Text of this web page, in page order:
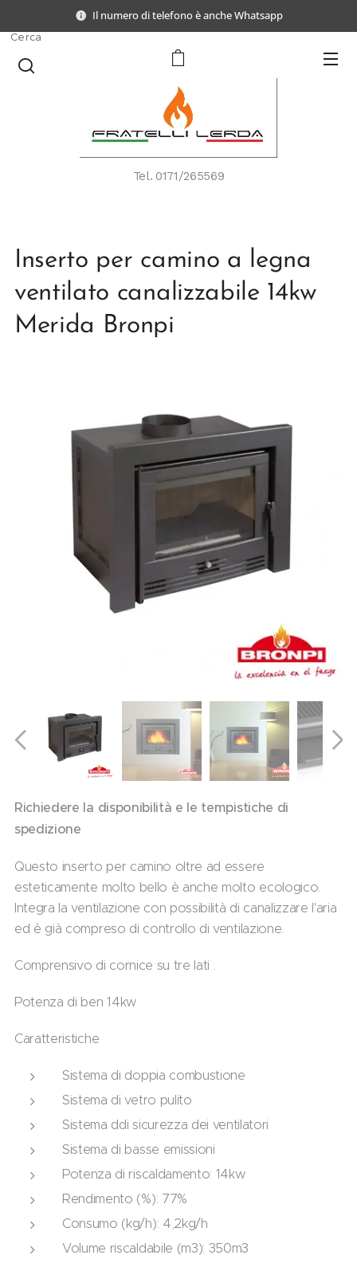
Il numero di telefono è anche Whatsapp
Tel. 0171/265569
Cerca
Inserto per camino a legna
ventilato canalizzabile 14kw
Merida Bronpi
Richiedere la disponibilità e le tempistiche di
spedizione
Questo inserto per camino oltre ad essere
esteticamente molto bello è anche molto ecologico.
Integra la ventilazione con possibilità di canalizzare l'aria
ed è già compreso di controllo di ventilazione.
Comprensivo di cornice su tre lati .
Potenza di ben 14kw
Caratteristiche
Sistema di doppia combustione
Sistema di vetro pulito
Sistema ddi sicurezza dei ventilatori
Sistema di basse emissioni
Potenza di riscaldamento: 14kw
Rendimento (%): 77%
Consumo (kg/h): 4,2kg/h
Volume riscaldabile (m3): 350m3